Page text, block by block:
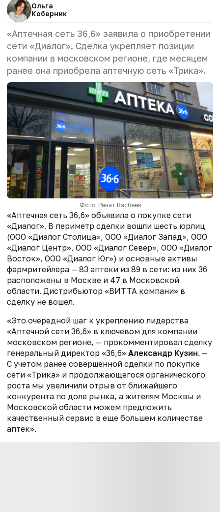
Ольга
Коберник
«Аптечная сеть 36,6» заявила о приобретении
сети «Диалог». Сделка укрепляет позиции
компании в московском регионе, где месяцем
ранее она приобрела аптечную сеть «Трика».
Фото: Ринат Васбеев
«Аптечная сеть 36,6» объявила о покупке сети
«Диалог». В периметр сделки вошли шесть юрлиц
(ООО «Диалог Столица», ООО «Диалог Запад», ООО
«Диалог Центр», ООО «Диалог Север», ООО «Диалог
Восток», ООО «Диалог Юг») и основные активы
фармритейлера — 83 аптеки из 89 в сети: из них 36
расположены в Москве и 47 в Московской
области. Дистрибьютор «ВИТТА компани» в
сделку не вошел.
«Это очередной шаг к укреплению лидерства
«Аптечной сети 36,6» в ключевом для компании
московском регионе, — прокомментировал сделку
генеральный директор «36,6» Александр Кузин. —
С учетом ранее совершенной сделки по покупке
сети «Трика» и продолжающегося органического
роста мы увеличили отрыв от ближайшего
конкурента по доле рынка, а жителям Москвы и
Московской области можем предложить
качественный сервис в еще большем количестве
аптек».